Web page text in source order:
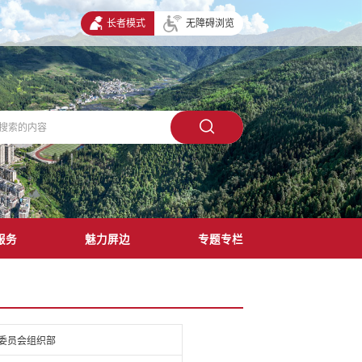
长者模式 无障碍浏览
务 魅力屏边 专题专栏
员会组织部